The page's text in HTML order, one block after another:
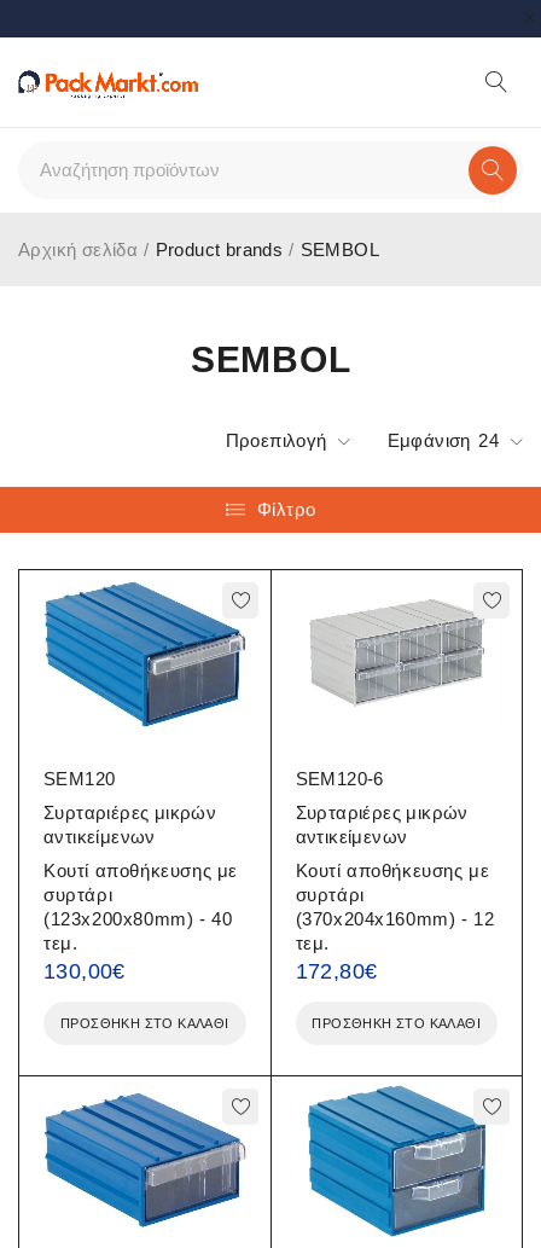
SEMBOL
Αρχική σελίδα / Product brands / SEMBOL
Προεπιλογή Εμφάνιση 24
Φίλτρο
SEM120
Συρταριέρες μικρών
αντικείμενων
Κουτί αποθήκευσης με
συρτάρι
(123x200x80mm) - 40
τεμ.
130,00€
ΠΡΟΣΘΉΚΗ ΣΤΟ ΚΑΛΆΘΙ
SEM120-6
Συρταριέρες μικρών
αντικείμενων
Κουτί αποθήκευσης με
συρτάρι
(370x204x160mm) - 12
τεμ.
172,80€
ΠΡΟΣΘΉΚΗ ΣΤΟ ΚΑΛΆΘΙ